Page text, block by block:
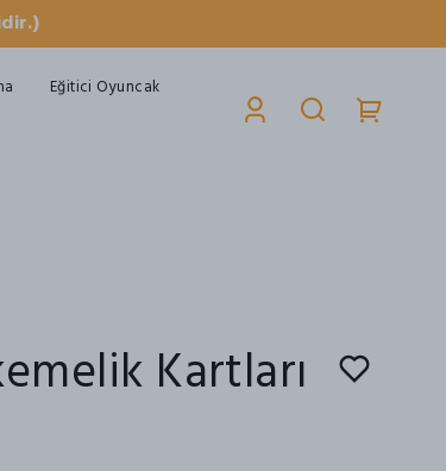
Eğitici Oyuncak
Kartları